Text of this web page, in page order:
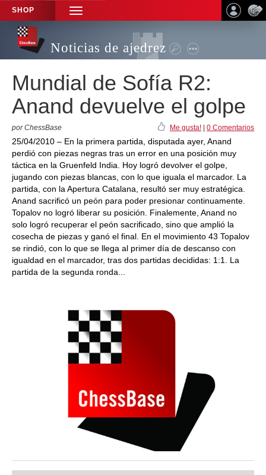
SHOP
TOGGLE
NAVIGATION
Noticias de ajedrez
Mundial de Sofía R2:
Anand devuelve el golpe
por ChessBase Me gusta! 0 Comentarios
25/04/2010 – En la primera partida, disputada ayer, Anand
perdió con piezas negras tras un error en una posición muy
táctica en la Gruenfeld India. Hoy logró devolver el golpe,
jugando con piezas blancas, con lo que iguala el marcador. La
partida, con la Apertura Catalana, resultó ser muy estratégica.
Anand sacrificó un peón para poder presionar continuamente.
Topalov no logró liberar su posición. Finalemente, Anand no
solo logró recuperar el peón sacrificado, sino que amplió la
cosecha de piezas y ganó el final. En el movimiento 43 Topalov
se rindió, con lo que se llega al primer día de descanso con
igualdad en el marcador, tras dos partidas decididas: 1:1. La
partida de la segunda ronda...